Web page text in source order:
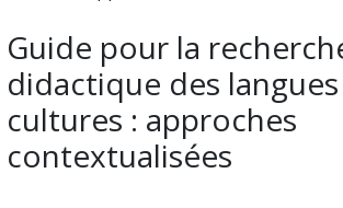
Guide pour la
didactique des
cultures : approches
contextualisées